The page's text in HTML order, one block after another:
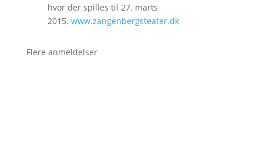
hvor der spilles til 27. marts
2015. www.zangenbergsteater.dk
Flere anmeldelser